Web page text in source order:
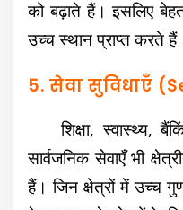
को बढ़ाते हैं। इसलिए
उच्च स्थान प्राप्त करते
5. सेवा सुविधाएँ
शिक्षा, स्वास्थ्य,
सार्वजनिक सेवाएँ भी
हैं। जिन क्षेत्रों में उच्च